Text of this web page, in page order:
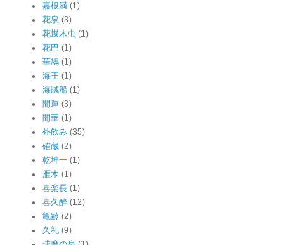
嘉根満 (1)
花泉 (3)
花蝶木虫 (1)
花巴 (1)
華鳩 (1)
海王 (1)
海賊船 (1)
開運 (3)
開華 (1)
外飲み (35)
確蔵 (2)
乾坤一 (1)
雁木 (1)
喜楽長 (1)
喜久醉 (12)
亀齢 (2)
久礼 (9)